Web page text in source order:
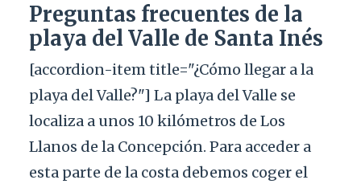
Preguntas frecuentes de la
playa del Valle de Santa Inés
[accordion-item title="¿Cómo llegar a la
playa del Valle?"] La playa del Valle se
localiza a unos 10 kilómetros de Los
Llanos de la Concepción. Para acceder a
esta parte de la costa debemos coger el